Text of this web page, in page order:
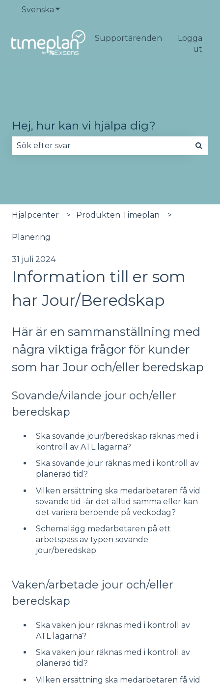
Svenska Visa undermenyer för översättningar
Supportärenden
Logga
ut
Hej, hur kan vi hjälpa dig?
Hjälpcenter Produkten Timeplan
Planering
31 juli 2024
Information till er som
har Jour/Beredskap
Här är en sammanställning med
några viktiga frågor för kunder
som har Jour och/eller beredskap
Sovande/vilande jour och/eller
beredskap
Ska sovande jour/beredskap räknas med i
kontroll av ATL lagarna?
Ska sovande jour räknas med i kontroll av
planerad tid?
Vilken ersättning ska medarbetaren få vid
sovande tid -är det alltid samma eller kan
det variera beroende på veckodag?
Schemalägg medarbetaren på ett
arbetspass av typen sovande
jour/beredskap
Vaken/arbetade jour och/eller
beredskap
Ska vaken jour räknas med i kontroll av
ATL lagarna?
Ska vaken jour räknas med i kontroll av
planerad tid?
Vilken ersättning ska medarbetaren få vid